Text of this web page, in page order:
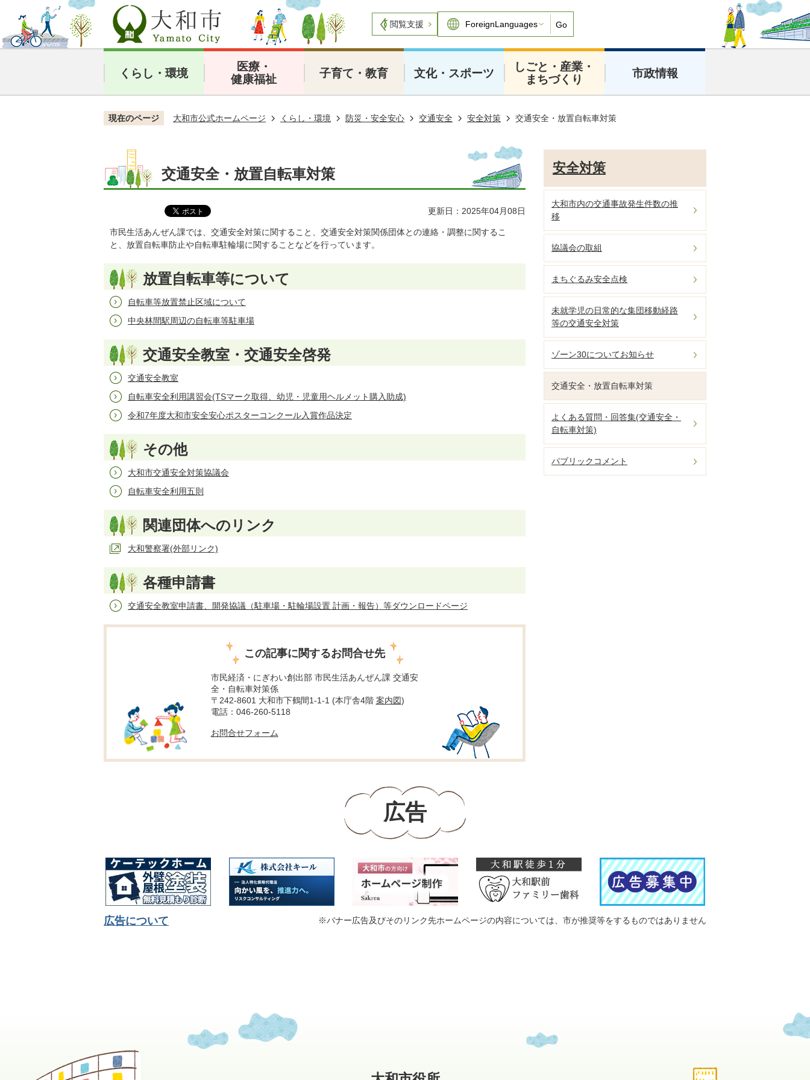
閲覧支援 Go
くらし・環境
医療・
健康福祉
子育て・教育 文化・スポーツ
しごと・産業・
まちづくり
市政情報
現在のページ 大和市公式ホームページ くらし・環境 防災・安全安心 交通安全 安全対策 交通安全・放置自転車対策
交通安全・放置自転車対策
更新日：2025年04月08日
市民生活あんぜん課では、交通安全対策に関すること、交通安全対策関係団体との連絡・調整に関するこ
と、放置自転車防止や自転車駐輪場に関することなどを行っています。
放置自転車等について
自転車等放置禁止区域について
中央林間駅周辺の自転車等駐車場
交通安全教室・交通安全啓発
交通安全教室
自転車安全利用講習会(TSマーク取得、幼児・児童用ヘルメット購入助成)
令和7年度大和市安全安心ポスターコンクール入賞作品決定
その他
大和市交通安全対策協議会
自転車安全利用五則
関連団体へのリンク
大和警察署(外部リンク)
各種申請書
交通安全教室申請書、開発協議（駐車場・駐輪場設置 計画・報告）等ダウンロードページ
この記事に関するお問合せ先
市民経済・にぎわい創出部 市民生活あんぜん課 交通安
全・自転車対策係
〒242-8601 大和市下鶴間1-1-1 (本庁舎4階 案内図)
電話：046-260-5118
お問合せフォーム
安全対策
大和市内の交通事故発生件数の推
移
協議会の取組
まちぐるみ安全点検
未就学児の日常的な集団移動経路
等の交通安全対策
ゾーン30についてお知らせ
交通安全・放置自転車対策
よくある質問・回答集(交通安全・
自転車対策)
パブリックコメント
広告
広告について ※バナー広告及びそのリンク先ホームページの内容については、市が推奨等をするものではありません